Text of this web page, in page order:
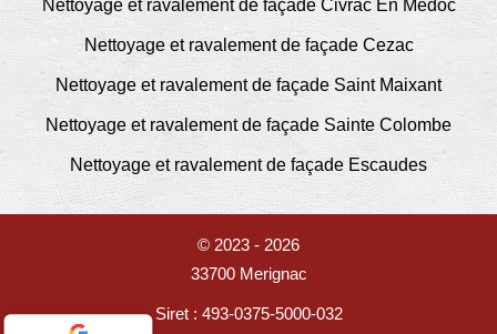
Nettoyage et ravalement de façade Civrac En Medoc
Nettoyage et ravalement de façade Cezac
Nettoyage et ravalement de façade Saint Maixant
Nettoyage et ravalement de façade Sainte Colombe
Nettoyage et ravalement de façade Escaudes
© 2023 - 2026
33700 Merignac
Siret : 493-0375-5000-032